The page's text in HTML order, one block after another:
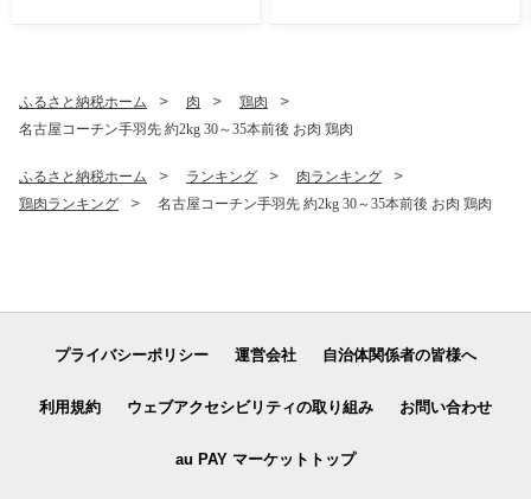
ふるさと納税ホーム 肉
鶏肉
名古屋コーチン手羽先 約2kg 30～35本前後 お肉 鶏肉
ふるさと納税ホーム ランキング
肉ランキング
鶏肉ランキング
名古屋コーチン手羽先 約2kg 30～35本前後 お肉 鶏肉
プライバシーポリシー 運営会社 自治体関係者の皆様へ
利用規約 ウェブアクセシビリティの取り組み お問い合わせ
au PAY マーケットトップ